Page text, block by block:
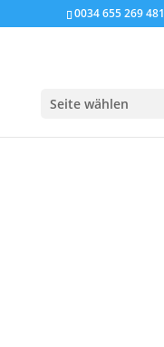
0034 655 269 481
Seite wählen